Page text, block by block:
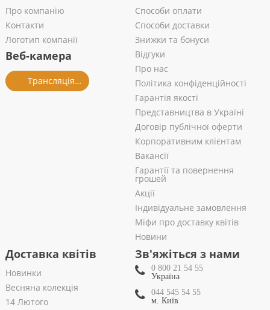
Про компанію
Контакти
Логотип компанії
Веб-камера
Трансляція із салону
Способи оплати
Способи доставки
Знижки та бонуси
Відгуки
Про нас
Політика конфіденційності
Гарантія якості
Представництва в Україні
Договір публічної оферти
Корпоративним клієнтам
Вакансії
Гарантії та повернення
грошей
Акції
Індивідуальне замовлення
Міфи про доставку квітів
Новини
Доставка квітів
Новинки
Весняна колекція
14 Лютого
Зв'яжіться з нами
0 800 21 54 55
Україна
044 545 54 55
м. Київ